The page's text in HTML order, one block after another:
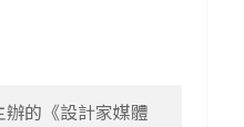
的《設計家媒體